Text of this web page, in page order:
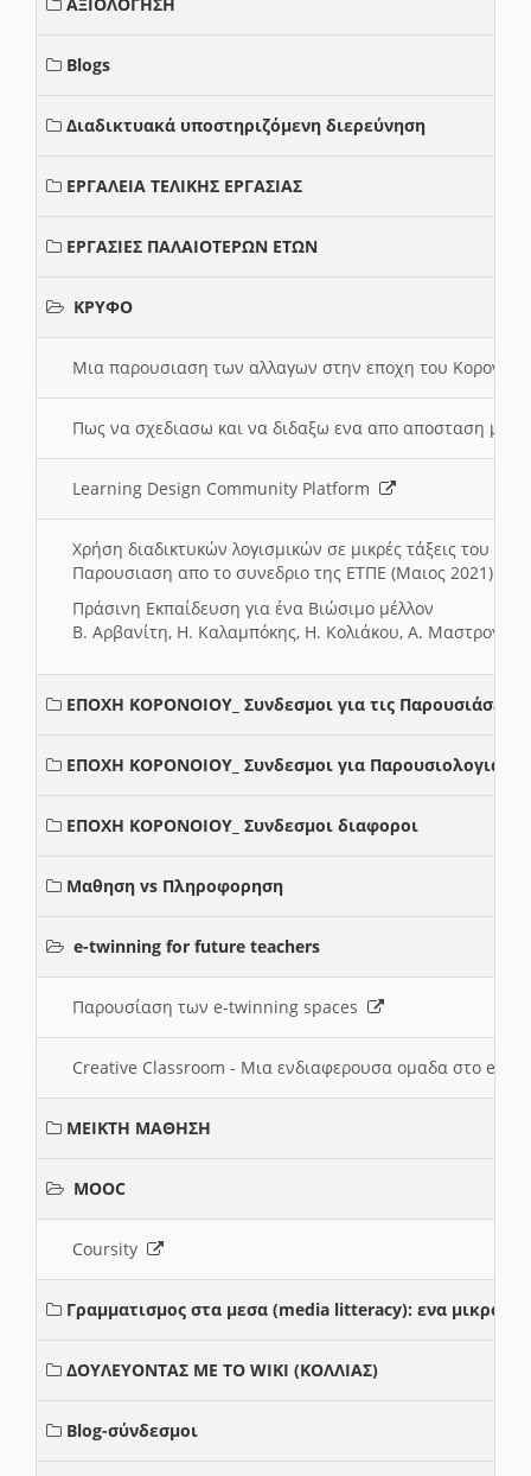
Blogs
Διαδικτυακά υποστηριζόμενη διερεύνηση
ΕΡΓΑΛΕΙΑ ΤΕΛΙΚΗΣ ΕΡΓΑΣΙΑΣ
ΕΡΓΑΣΙΕΣ ΠΑΛΑΙΟΤΕΡΩΝ ΕΤΩΝ
ΚΡΥΦΟ
Μια παρουσιαση των αλλαγων στην εποχη του
Πως να σχεδιασω και να διδαξω ενα απο αποσταση
Learning Design Community Platform
Χρήση διαδικτυκών λογισμικών σε μικρές τάξεις του
Παρουσιαση απο το συνεδριο της ΕΤΠΕ (Μαιος 2021)
Πράσινη Εκπαίδευση για ένα Βιώσιμο μέλλον
Β. Αρβανίτη, Η. Καλαμπόκης, Η. Κολιάκου, Α.
ΕΠΟΧΗ ΚΟΡΟΝΟΙΟΥ_ Συνδεσμοι για τις Παρουσιάσεις
ΕΠΟΧΗ ΚΟΡΟΝΟΙΟΥ_ Συνδεσμοι για Παρουσιολογια
ΕΠΟΧΗ ΚΟΡΟΝΟΙΟΥ_ Συνδεσμοι διαφοροι
Μαθηση vs Πληροφορηση
e-twinning for future teachers
Παρουσίαση των e-twinning spaces
Creative Classroom - Μια ενδιαφερουσα ομαδα στο e-
ΜΕΙΚΤΗ ΜΑΘΗΣΗ
MOOC
Coursity
Γραμματισμος στα μεσα (media litteracy): ενα μικρο
ΔΟΥΛΕΥΟΝΤΑΣ ΜΕ ΤΟ WIKI (ΚΟΛΛΙΑΣ)
Blog-σύνδεσμοι